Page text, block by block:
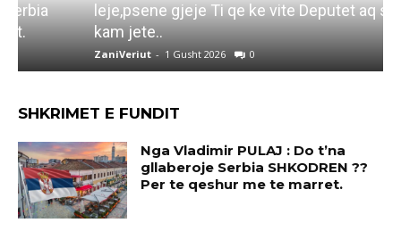
leje,psene gjeje Ti qe ke vite Deputet aq sa vet
kam jete..
1 Gusht 2026 0
SHKRIMET E FUNDIT
Nga Vladimir PULAJ : Do t’na
gllaberoje Serbia SHKODREN ??
Per te qeshur me te marret.